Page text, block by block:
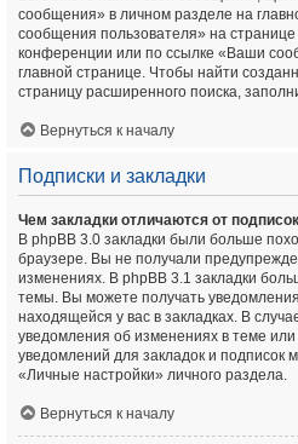
сообщения» в личном разделе на
сообщения пользователя» на
конференции или по ссылке «Ваши
главной странице. Чтобы найти
страницу расширенного поиска,
Вернуться к началу
Подписки и закладки
Чем закладки отличаются от
В phpBB 3.0 закладки были больше
браузере. Вы не получали
изменениях. В phpBB 3.1 закладки
темы. Вы можете получать
находящейся у вас в закладках. В
уведомления об изменениях в теме
уведомлений для закладок и подписок
«Личные настройки» личного раздела.
Вернуться к началу